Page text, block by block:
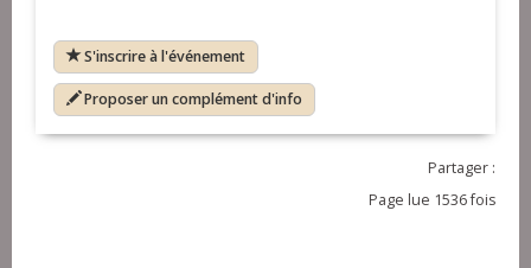
S'inscrire à l'événement
Proposer un complément d'info
Partager :
Page lue 1536 fois